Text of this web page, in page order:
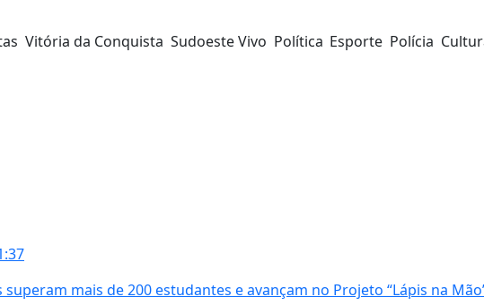
Vitória da Conquista Sudoeste Vivo Política Esporte Polícia
superam mais de 200 estudantes e avançam no Projeto “Lápis na